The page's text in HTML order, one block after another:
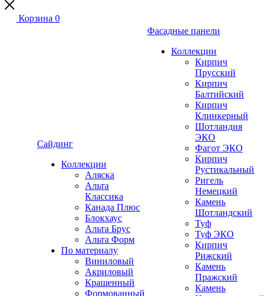
Корзина 0
Сайдинг
Коллекции
Аляска
Альта
Классика
Канада Плюс
Блокхаус
Альта Брус
Альта Форм
По материалу
Виниловый
Акриловый
Крашенный
Формованный
Фасадные панели
Коллекции
Кирпич
Прусский
Кирпич
Балтийский
Кирпич
Клинкерный
Шотландия
ЭКО
Фагот ЭКО
Кирпич
Рустикальный
Ригель
Немецкий
Камень
Шотландский
Туф
Туф ЭКО
Кирпич
Рижский
Камень
Пражский
Камень